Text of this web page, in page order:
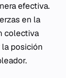
efectiva.
en la
colectiva
posición